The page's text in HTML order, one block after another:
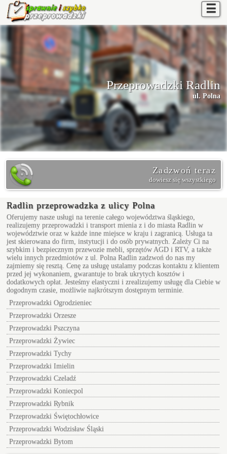
☰
Przeprowadzki Radlin
ul. Polna
Zadzwoń teraz
dowiesz się wszystkiego
Radlin przeprowadzka z ulicy Polna
Oferujemy nasze usługi na terenie całego województwa śląskiego,
realizujemy przeprowadzki i transport mienia z i do miasta Radlin w
województwie oraz w każde inne miejsce w kraju i zagranicą. Usługa ta
jest skierowana do firm, instytucji i do osób prywatnych. Zależy Ci na
szybkim i bezpiecznym przewozie mebli, sprzętów AGD i RTV, a także
wielu innych przedmiotów z ul. Polna Radlinzadzwoń do nas my
zajmiemy się resztą. Cenę za usługę ustalamy podczas kontaktu z klientem
przed jej wykonaniem, gwarantuje to brak ukrytych kosztów i
dodatkowych opłat. Jesteśmy elastyczni i zrealizujemy usługę dla Ciebie w
dogodnym czasie, możliwie najkrótszym dostępnym terminie.
Przeprowadzki Ogrodzieniec
Przeprowadzki Orzesze
Przeprowadzki Pszczyna
Przeprowadzki Żywiec
Przeprowadzki Tychy
Przeprowadzki Imielin
Przeprowadzki Czeladź
Przeprowadzki Koniecpol
Przeprowadzki Rybnik
Przeprowadzki Świętochłowice
Przeprowadzki Wodzisław Śląski
Przeprowadzki Bytom